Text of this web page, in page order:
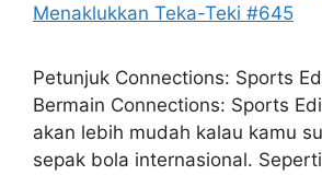
Petunjuk Connections: Sports
Bermain Connections: Sports
akan lebih mudah kalau kamu
sepak bola internasional.